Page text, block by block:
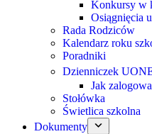
Konkursy w
Osiągnięcia
Rada Rodziców
Kalendarz roku
Poradniki
Dzienniczek
Jak
Stołówka
Świetlica szkolna
Dokumenty